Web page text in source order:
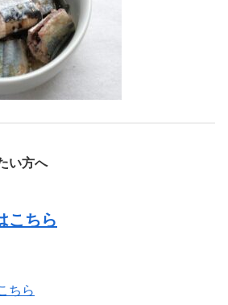
い方へ
こちら
ちら